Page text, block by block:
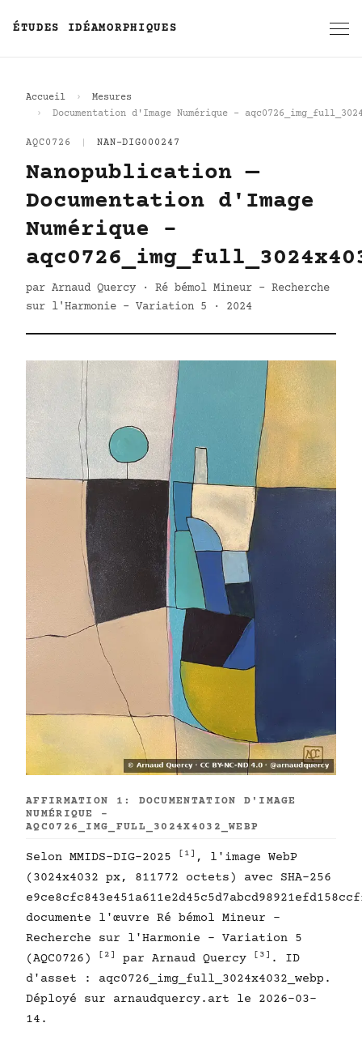
ÉTUDES IDÉAMORPHIQUES
Accueil
Mesures
Documentation d'Image Numérique -
AQC0726 NAN-DIG000247
Nanopublication —
Documentation d'Image
Numérique -
par Arnaud Quercy · Ré bémol Mineur - Recherche
sur l'Harmonie - Variation 5 · 2024
AFFIRMATION 1: DOCUMENTATION D'IMAGE
NUMÉRIQUE -
AQC0726_IMG_FULL_3024X4032_WEBP
Selon MMIDS-DIG-2025 [1] , l'image WebP
(3024x4032 px, 811772 octets) avec SHA-256
documente l'œuvre Ré bémol Mineur -
Recherche sur l'Harmonie - Variation 5
(AQC0726)
[2] par Arnaud Quercy [3] . ID
d'asset : aqc0726_img_full_3024x4032_webp.
Déployé sur arnaudquercy.art le 2026-03-
14.